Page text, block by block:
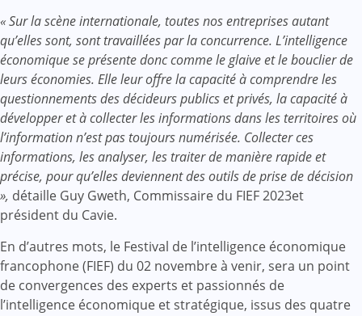
« Sur la scène internationale, toutes nos entreprises autant
qu’elles sont, sont travaillées par la concurrence. L’intelligence
économique se présente donc comme le glaive et le bouclier de
leurs économies. Elle leur offre la capacité à comprendre les
questionnements des décideurs publics et privés, la capacité à
développer et à collecter les informations dans les territoires où
l’information n’est pas toujours numérisée. Collecter ces
informations, les analyser, les traiter de manière rapide et
précise, pour qu’elles deviennent des outils de prise de décision
», détaille Guy Gweth, Commissaire du FIEF 2023et
président du Cavie.
En d’autres mots, le Festival de l’intelligence économique
francophone (FIEF) du 02 novembre à venir, sera un point
de convergences des experts et passionnés de
l’intelligence économique et stratégique, issus des quatre